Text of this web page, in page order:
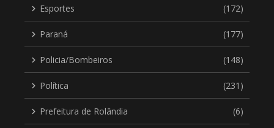
Esportes (172)
Paraná (177)
Policia/Bombeiros (148)
Política (231)
Prefeitura de Rolândia (6)